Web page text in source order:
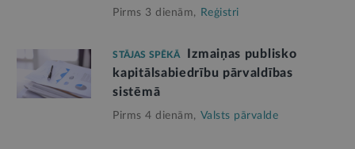
Pirms 3 dienām, Reģistri
STĀJAS SPĒKĀ
Izmaiņas publisko
kapitālsabiedrību pārvaldības
sistēmā
Pirms 4 dienām, Valsts pārvalde